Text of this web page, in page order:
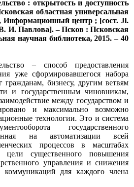
: открытость и доступность
областная универсальная
Информационный центр ; [сост. Jl.
И. Павлова]. – Псков : Псковская
научная библиотека, 2015. – 40
– способ предоставления
уже сформировавшегося набора
гражданам, бизнесу, другим ветвям
и государственным чиновникам,
между государством и
и максимально возможно
технологии. Это и система
государственного
на автоматизации всей
процессов в масштабах
существенного повышения
управления и снижения
коммуникаций для каждого члена